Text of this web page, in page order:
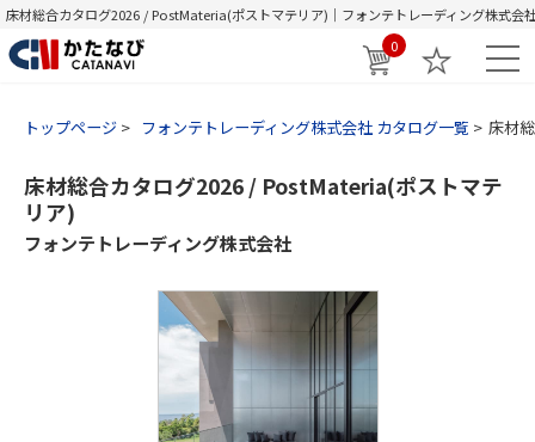
床材総合カタログ2026 / PostMateria(ポストマテリア)｜フォンテトレーディング株式会
0
トップページ フォンテトレーディング株式会社 カタログ一覧 床材
床材総合カタログ2026 / PostMateria(ポストマテ
リア)
フォンテトレーディング株式会社